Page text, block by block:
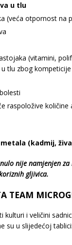
u tlu
(veća otpornost na
(vitamini,
tlu zbog
raspoložive
(kadmij,
nije namjenjen
gljivica.
TEAM
i veličini
su u slijedećoj tablici: